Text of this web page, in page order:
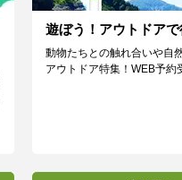
遊ぼう！アウトドア
動物たちとの触れ合いや自
アウトドア特集！WEB予約